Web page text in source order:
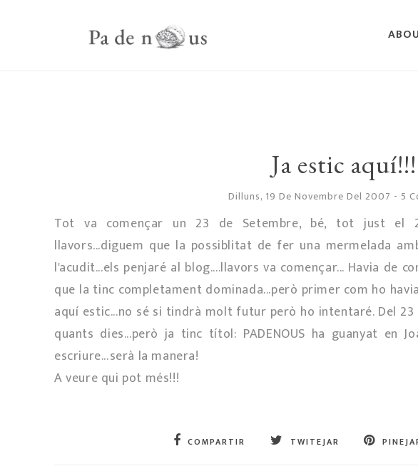
Ja estic aquí!!!
Dilluns, 19 De Novembre Del 2007 - 5
Tot va començar un 23 de Setembre, bé, tot just el
llavors...diguem que la possiblitat de fer una mermelada
l'acudit...els penjaré al blog....llavors va començar... Havia de
que la tinc completament dominada...però primer com ho
aquí estic...no sé si tindrà molt futur però ho intentaré. Del
quants dies...però ja tinc títol: PADENOUS ha guanyat en
escriure...serà la manera!
A veure qui pot més!!!
COMPARTIR TWITEJAR